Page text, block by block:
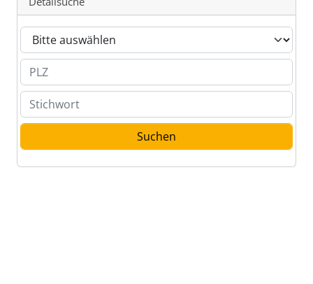
Branche
PLZ
Stichwort